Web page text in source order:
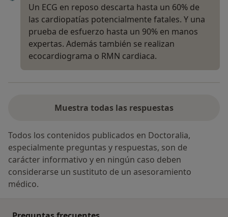
Un ECG en reposo descarta hasta un 60% de
las cardiopatías potencialmente fatales. Y una
prueba de esfuerzo hasta un 90% en manos
expertas. Además también se realizan
ecocardiograma o RMN cardiaca.
Muestra todas las respuestas
Todos los contenidos publicados en Doctoralia,
especialmente preguntas y respuestas, son de
carácter informativo y en ningún caso deben
considerarse un sustituto de un asesoramiento
médico.